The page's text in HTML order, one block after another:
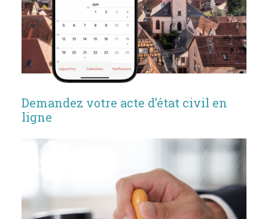
Demandez votre acte d’état civil en
ligne